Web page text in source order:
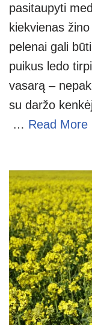
pasitaupyti
kiekvienas
pelenai gali
puikus ledo
vasarą –
su daržo
… Read More